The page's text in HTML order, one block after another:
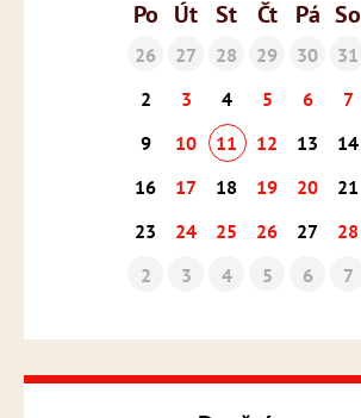
Po Út St Čt Pá So
26 27 28 29 30 31
2
3 4 5 6 7
9
10 11 12 13 14
16
17 18 19 20 21
23
24 25 26 27 28
2
3 4 5 6 7